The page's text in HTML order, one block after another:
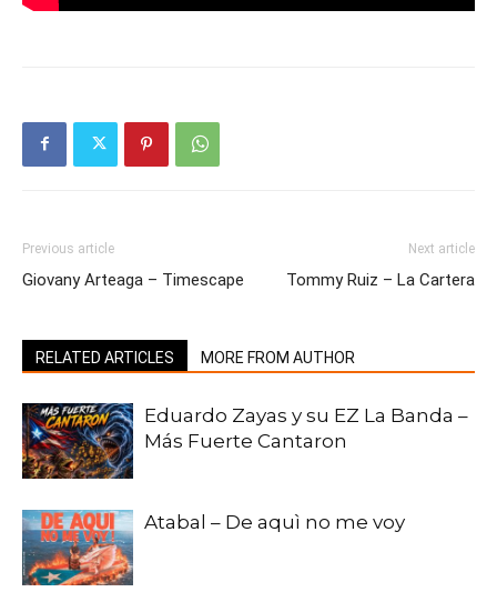
Previous article
Giovany Arteaga – Timescape
Next article
Tommy Ruiz – La Cartera
RELATED ARTICLES MORE FROM AUTHOR
Eduardo Zayas y su EZ La Banda –
Más Fuerte Cantaron
Atabal – De aquì no me voy